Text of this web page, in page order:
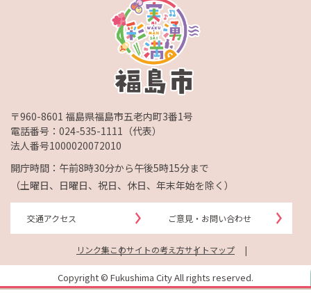
〒960-8601 福島県福島市五老内町3番1号
電話番号： 024-535-1111 （代表）
法人番号1000020072010
開庁時間：午前8時30分から午後5時15分まで
（土曜日、日曜日、祝日、休日、年末年始を除く）
交通アクセス ご意見・お問い合わせ
リンク集このサイトの考え方サイトマップ
Copyright © Fukushima City All rights reserved.